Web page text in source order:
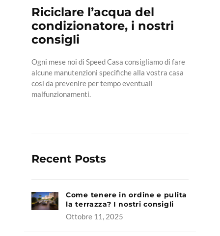
PROGETTAZIONE
PULIZIE
FABBRO
Riciclare l’acqua del
condizionatore, i nostri
consigli
Ogni mese noi di Speed Casa consigliamo di fare
alcune manutenzioni specifiche alla vostra casa
così da prevenire per tempo eventuali
malfunzionamenti.
Recent Posts
Come tenere in ordine e pulita
la terrazza? I nostri consigli
Ottobre 11, 2025